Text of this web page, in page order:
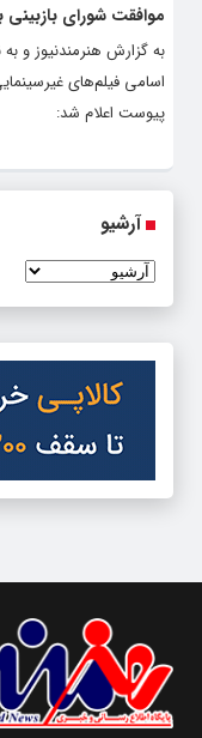
موافقت شورای بازبینی با نمایش ۳۲
به گزارش هنرمندنیوز و
اسامی فیلم‌های
پیوست اعلام شد:
آرشیو